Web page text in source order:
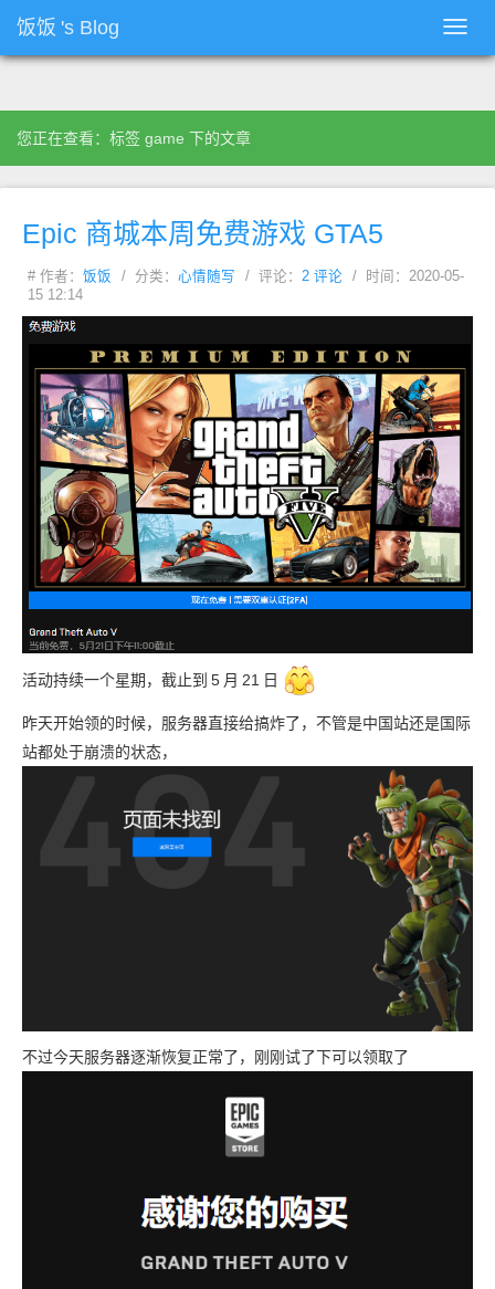
饭饭 's Blog
您正在查看：标签 game 下的文章
Epic 商城本周免费游戏 GTA5
# 作者： 饭饭 / 分类： 心情随写 / 评论： 2 评论
/ 时间：2020-05-
15 12:14
活动持续一个星期，截止到 5 月 21 日
昨天开始领的时候，服务器直接给搞炸了，不管是中国站还是国际
站都处于崩溃的状态，
不过今天服务器逐渐恢复正常了，刚刚试了下可以领取了